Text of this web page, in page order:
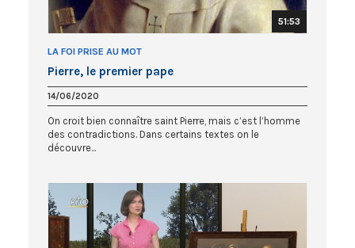
51:53
LA FOI PRISE AU MOT
Pierre, le premier pape
14/06/2020
On croit bien connaître saint Pierre, mais c’est l’homme
des contradictions. Dans certains textes on le
découvre...